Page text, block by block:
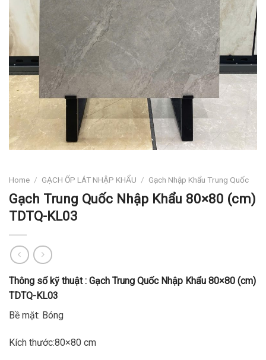
Home / GẠCH ỐP LÁT NHẬP KHẨU / Gạch Nhập Khẩu Trung Quốc
Gạch Trung Quốc Nhập Khẩu 80×80 (cm)
TDTQ-KL03
Thông số kỹ thuật : Gạch Trung Quốc Nhập Khẩu 80×80 (cm)
TDTQ-KL03
Bề mặt: Bóng
Kích thước:80×80 cm